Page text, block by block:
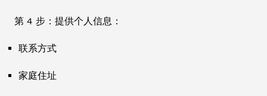
第 4 步：提供个人信息：
联系方式
家庭住址